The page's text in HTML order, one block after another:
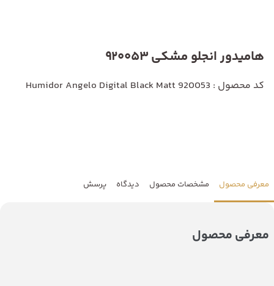
هامیدور انجلو مشکی 920053
کد محصول : Humidor Angelo Digital Black Matt 920053
معرفی محصول مشخصات محصول دیدگاه پرسش
معرفی محصول